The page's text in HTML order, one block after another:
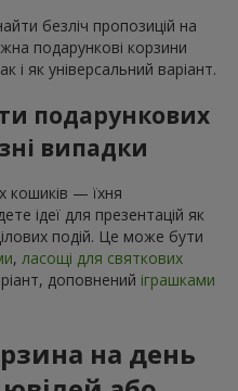
безліч пропозицій на
подарункові корзини
і як універсальний варіант.
подарункових
випадки
кошиків — їхня
ідеї для презентацій як
подій. Це може бути
, ласощі для святкових
доповнений іграшками
на день